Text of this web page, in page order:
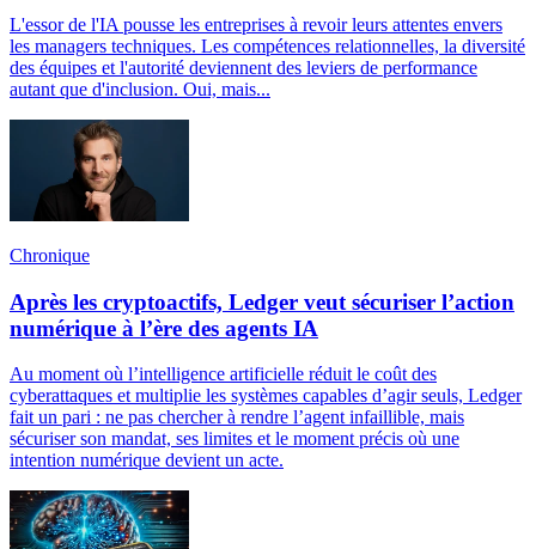
L'essor de l'IA pousse les entreprises à revoir leurs attentes envers
les managers techniques. Les compétences relationnelles, la diversité
des équipes et l'autorité deviennent des leviers de performance
autant que d'inclusion. Oui, mais...
Chronique
Après les cryptoactifs, Ledger veut sécuriser l’action
numérique à l’ère des agents IA
Au moment où l’intelligence artificielle réduit le coût des
cyberattaques et multiplie les systèmes capables d’agir seuls, Ledger
fait un pari : ne pas chercher à rendre l’agent infaillible, mais
sécuriser son mandat, ses limites et le moment précis où une
intention numérique devient un acte.